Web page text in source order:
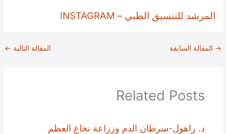
المرشد للتنسيق الطبي – INSTAGRAM
→ المقالة السابقة المقالة التالية ←
Related Posts
د. راهول-سرطان الدم وزراعة نخاع العظم